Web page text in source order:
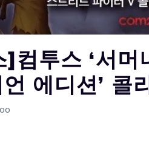
투스 ‘서머
에디션’ 콜